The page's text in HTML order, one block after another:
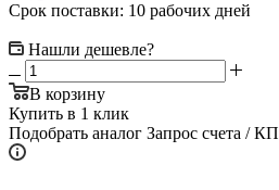
Срок поставки: 10 рабочих дней
Нашли дешевле?
В корзину
Купить в 1 клик
Подобрать аналог Запрос счета / КП